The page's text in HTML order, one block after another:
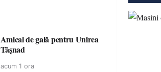
Amical de gală pentru Unirea
Tășnad
acum 1 ora